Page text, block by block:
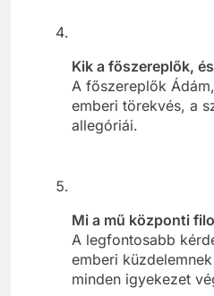
Kik a főszereplők,
A főszereplők
emberi törekvés, a
allegóriái.
Mi a mű központi
A legfontosabb
emberi
minden igyekezet